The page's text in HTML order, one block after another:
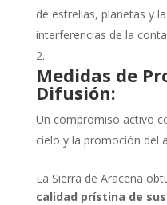
de estrellas, planetas y
interferencias de la
Medidas de
Difusión:
Un compromiso activo
cielo y la promoción del
La Sierra de Aracena
calidad prístina de